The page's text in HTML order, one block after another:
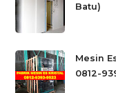
Batu)
Mesin
0812-